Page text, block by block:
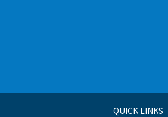
QUICK LINKS